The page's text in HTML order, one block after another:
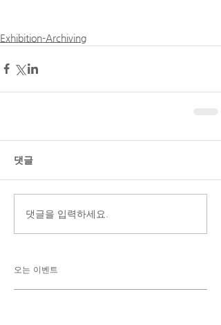
Exhibition-Archiving
댓글
댓글을 입력하세요.
오는 이벤트